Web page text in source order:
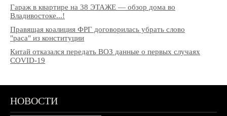
Гараж в квартире на 38 ЭТАЖЕ — обзор дома во
Владивостоке...!
Правящая коалиция ФРГ договорилась убрать слово
"раса" из конституции
Китай отказался передать ВОЗ данные о первых случаях
COVID-19
НОВОСТИ